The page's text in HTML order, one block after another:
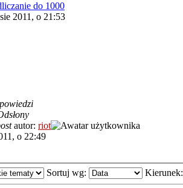
do 1000
2011, o 21:53
autor: riot
o 22:49
Sortuj wg: